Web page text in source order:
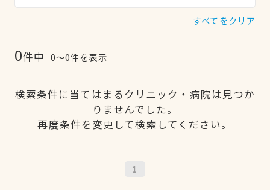
すべてをクリア
0件中 0〜0件を表示
検索条件に当てはまるクリニック・病院は見つか
りませんでした。
再度条件を変更して検索してください。
1